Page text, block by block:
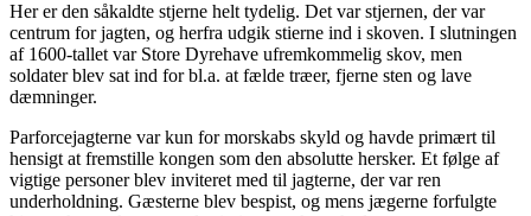
Her er den såkaldte stjerne helt tydelig. Det var stjernen, der var
centrum for jagten, og herfra udgik stierne ind i skoven. I slutningen
af 1600-tallet var Store Dyrehave ufremkommelig skov, men
soldater blev sat ind for bl.a. at fælde træer, fjerne sten og lave
dæmninger.
Parforcejagterne var kun for morskabs skyld og havde primært til
hensigt at fremstille kongen som den absolutte hersker. Et følge af
vigtige personer blev inviteret med til jagterne, der var ren
underholdning. Gæsterne blev bespist, og mens jægerne forfulgte